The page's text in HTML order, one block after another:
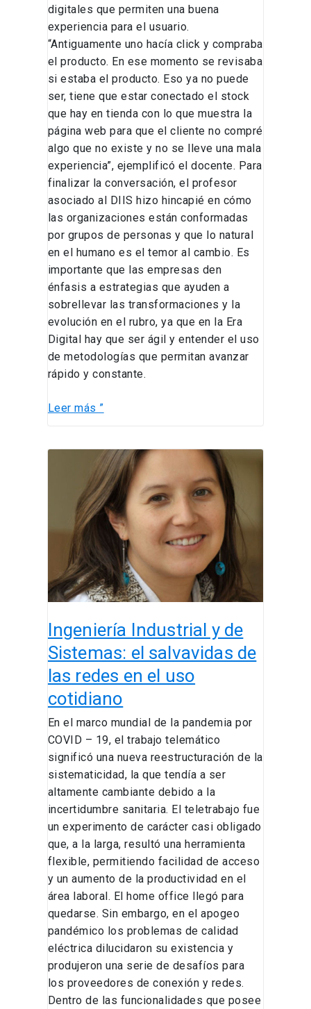
digitales que permiten una buena
experiencia para el usuario.
“Antiguamente uno hacía click y compraba
el producto. En ese momento se revisaba
si estaba el producto. Eso ya no puede
ser, tiene que estar conectado el stock
que hay en tienda con lo que muestra la
página web para que el cliente no compré
algo que no existe y no se lleve una mala
experiencia”, ejemplificó el docente. Para
finalizar la conversación, el profesor
asociado al DIIS hizo hincapié en cómo
las organizaciones están conformadas
por grupos de personas y que lo natural
en el humano es el temor al cambio. Es
importante que las empresas den
énfasis a estrategias que ayuden a
sobrellevar las transformaciones y la
evolución en el rubro, ya que en la Era
Digital hay que ser ágil y entender el uso
de metodologías que permitan avanzar
rápido y constante.
Leer más ”
Ingeniería Industrial y de
Sistemas: el salvavidas de
las redes en el uso
cotidiano
En el marco mundial de la pandemia por
COVID – 19, el trabajo telemático
significó una nueva reestructuración de la
sistematicidad, la que tendía a ser
altamente cambiante debido a la
incertidumbre sanitaria. El teletrabajo fue
un experimento de carácter casi obligado
que, a la larga, resultó una herramienta
flexible, permitiendo facilidad de acceso
y un aumento de la productividad en el
área laboral. El home office llegó para
quedarse. Sin embargo, en el apogeo
pandémico los problemas de calidad
eléctrica dilucidaron su existencia y
produjeron una serie de desafíos para
los proveedores de conexión y redes.
Dentro de las funcionalidades que posee
Industrial
Sistemas:
salvavidas
de
las
en
el
uso
cotidiano